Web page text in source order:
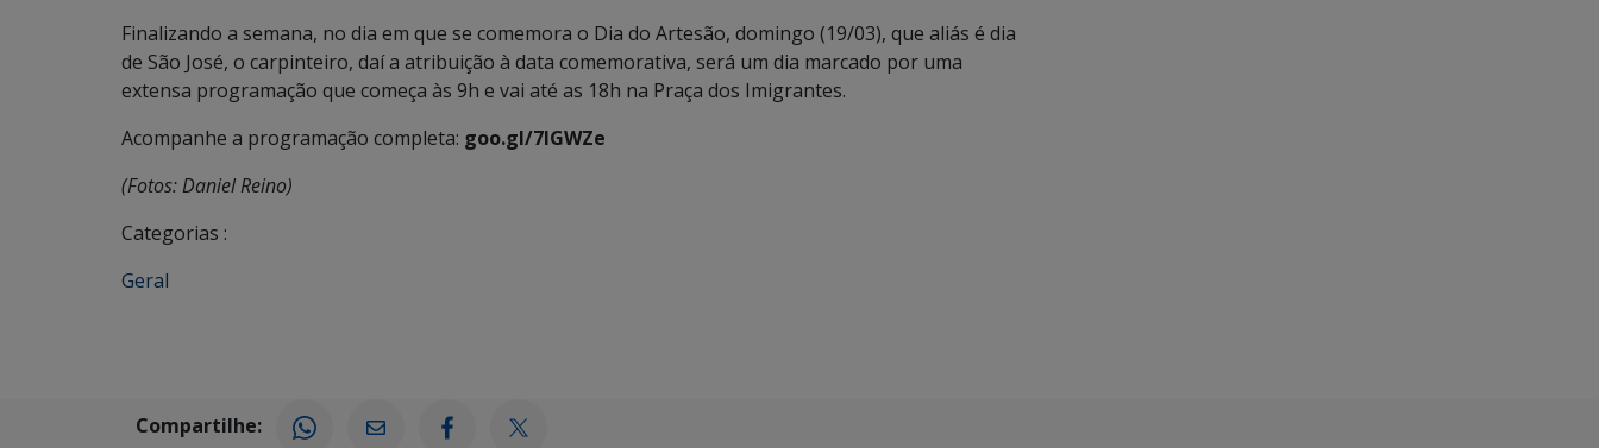
Finalizando a semana, no dia em que se comemora o Dia do Artesão, domingo (19/03), que aliás é dia
de São José, o carpinteiro, daí a atribuição à data comemorativa, será um dia marcado por uma
extensa programação que começa às 9h e vai até as 18h na Praça dos Imigrantes.
Acompanhe a programação completa: goo.gl/7IGWZe
(Fotos: Daniel Reino)
Categorias :
Geral
Compartilhe: